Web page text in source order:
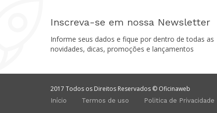
Inscreva-se em nossa Newsletter
Informe seus dados e fique por dentro de todas as
novidades, dicas, promoções e lançamentos
2017 Todos os Direitos Reservados © Oficinaweb
Início Termos de uso Politica de Privacidade